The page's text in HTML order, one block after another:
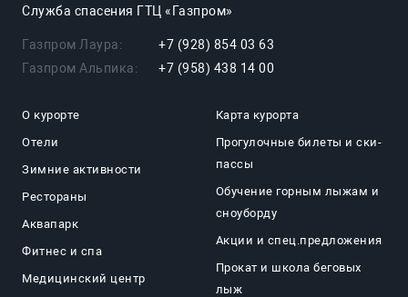
Служба спасения ГТЦ «Газпром»
Газпром Лаура:
+7 (928) 854 03 63
Газпром Альпика:
+7 (958) 438 14 00
О курорте
Отели
Зимние активности
Рестораны
Аквапарк
Фитнес и спа
Медицинский центр
Карта курорта
Прогулочные билеты и ски-
пассы
Обучение горным лыжам и
сноуборду
Акции и спец.предложения
Прокат и школа беговых
лыж